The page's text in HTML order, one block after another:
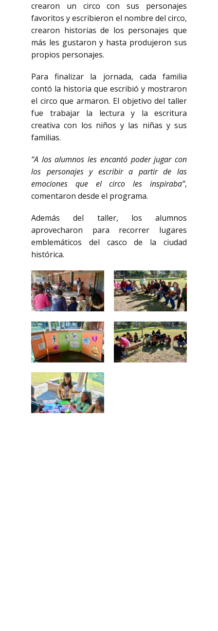
crearon un circo con sus personajes
favoritos y escribieron el nombre del circo,
crearon historias de los personajes que
más les gustaron y hasta produjeron sus
propios personajes.
Para finalizar la jornada, cada familia
contó la historia que escribió y mostraron
el circo que armaron. El objetivo del taller
fue trabajar la lectura y la escritura
creativa con los niños y las niñas y sus
familias.
“A los alumnos les encantó poder jugar con
los personajes y escribir a partir de las
emociones que el circo les inspiraba”,
comentaron desde el programa.
Además del taller, los alumnos
aprovecharon para recorrer lugares
emblemáticos del casco de la ciudad
histórica.